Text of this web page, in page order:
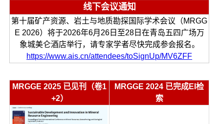
线下会议通知
第十届矿产资源、岩土与地质勘探国际学术会议（MRGG
E 2026）将于2026年6月26日至28日在青岛五四广场万
象城美仑酒店举行，请专家学者尽快完成参会报名。
https://www.ais.cn/attendees/toSignUp/MV6ZFF
MRGGE 2025 已见刊（卷1
+2）
MRGGE 2024 已完成EI检
索